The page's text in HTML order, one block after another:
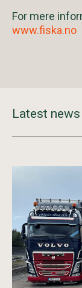
For mere
www.fiska.no
Latest news